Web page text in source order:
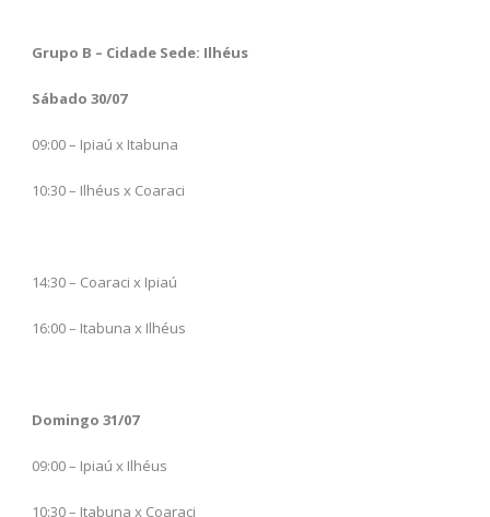
Grupo B – Cidade Sede: Ilhéus
Sábado 30/07
09:00 – Ipiaú x Itabuna
10:30 – Ilhéus x Coaraci
14:30 – Coaraci x Ipiaú
16:00 – Itabuna x Ilhéus
Domingo 31/07
09:00 – Ipiaú x Ilhéus
10:30 – Itabuna x Coaraci